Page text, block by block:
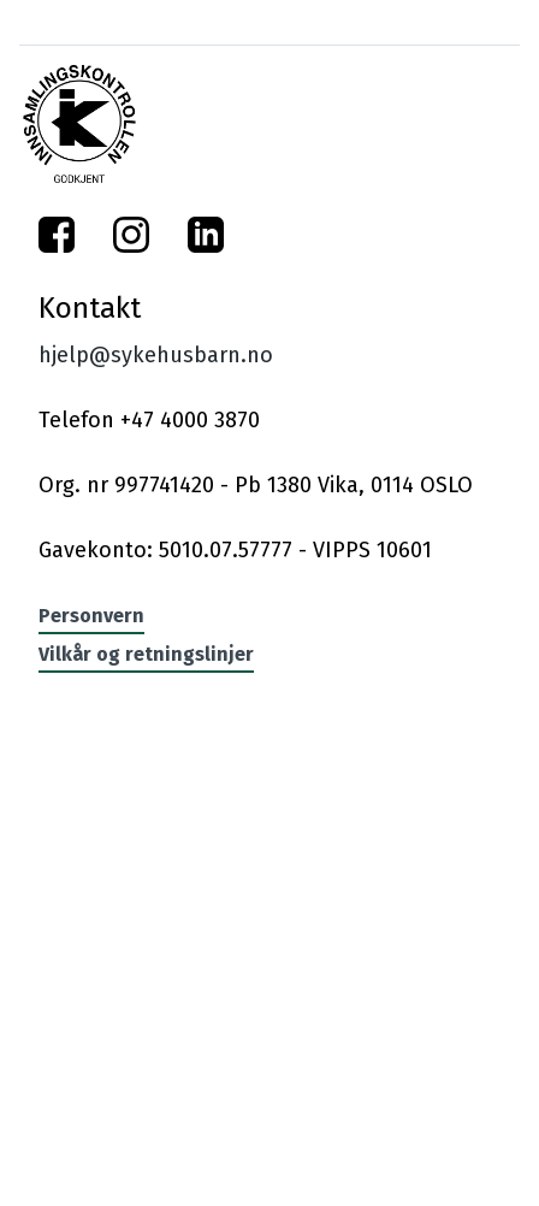
Kontakt
hjelp@sykehusbarn.no
Telefon +47 4000 3870
Org. nr 997741420 - Pb 1380 Vika, 0114 OSLO
Personvern
Vilkår og retningslinjer